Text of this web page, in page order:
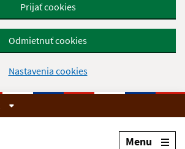
Prijať cookies
Odmietnuť cookies
Nastavenia cookies
Menu